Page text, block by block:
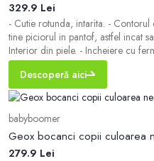
329.9 Lei
- Cutie rotunda, intarita. -
tine piciorul in pantof, astfel incat
Interior din piele. - Incheiere cu
marimea este de: 19 cm. -
Descoperă aici
babyboomer
Geox bocanci copii culoarea
279.9 Lei